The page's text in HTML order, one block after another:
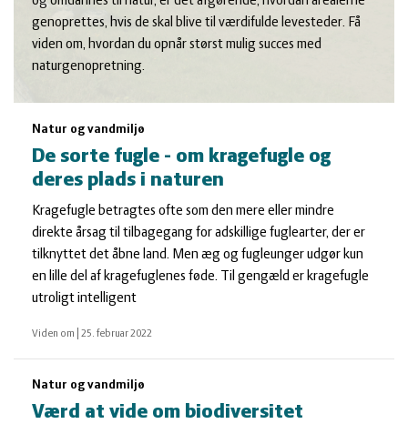
genoprettes, hvis de skal blive til værdifulde levesteder. Få
viden om, hvordan du opnår størst mulig succes med
naturgenopretning.
Natur og vandmiljø
De sorte fugle - om kragefugle og
deres plads i naturen
Kragefugle betragtes ofte som den mere eller mindre
direkte årsag til tilbagegang for adskillige fuglearter, der er
tilknyttet det åbne land. Men æg og fugleunger udgør kun
en lille del af kragefuglenes føde. Til gengæld er kragefugle
utroligt intelligent
Viden om 25. februar 2022
Natur og vandmiljø
Værd at vide om biodiversitet